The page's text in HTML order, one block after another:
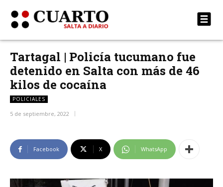
Tartagal | Policía tucumano fue
detenido en Salta con más de 46
kilos de cocaína
POLICIALES
5 de septiembre, 2022
Facebook X WhatsApp